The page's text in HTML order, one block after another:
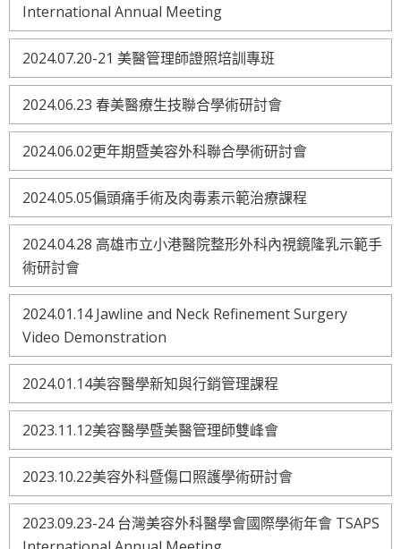
International Annual Meeting
2024.07.20-21 美醫管理師證照培訓專班
2024.06.23 春美醫療生技聯合學術研討會
2024.06.02更年期暨美容外科聯合學術研討會
2024.05.05偏頭痛手術及肉毒素示範治療課程
2024.04.28 高雄市立小港醫院整形外科內視鏡隆乳示範手
術研討會
2024.01.14 Jawline and Neck Refinement Surgery
Video Demonstration
2024.01.14美容醫學新知與行銷管理課程
2023.11.12美容醫學暨美醫管理師雙峰會
2023.10.22美容外科暨傷口照護學術研討會
2023.09.23-24 台灣美容外科醫學會國際學術年會 TSAPS